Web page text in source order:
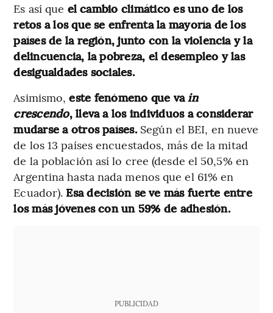
Es así que el cambio climático es uno de los
retos a los que se enfrenta la mayoría de los
países de la región, junto con la violencia y la
delincuencia, la pobreza, el desempleo y las
desigualdades sociales.
Asimismo,este fenómeno que vain
crescendo, lleva a los individuos a considerar
mudarse a otros países. Según el BEI, en nueve
de los 13 países encuestados, más de la mitad
de la población así lo cree (desde el 50,5% en
Argentina hasta nada menos que el 61% en
Ecuador). Esa decisión se ve más fuerte entre
los más jóvenes con un 59% de adhesión.
PUBLICIDAD